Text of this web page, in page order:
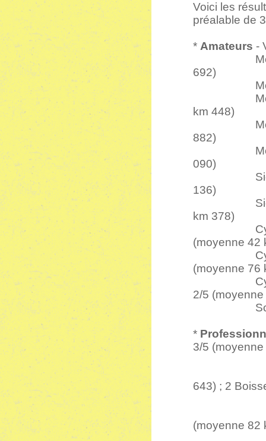
Voici les
préalable de
* Amateurs -
Moto 250
692)
Moto 350
Motos
km 448)
Motos
882)
Motos
090)
Sidecars
136)
Sidecars
km 378)
Cyclecars
(moyenne 42
Cyclecars
(moyenne 76
Cyclecars
2/5
Scooter -
*
3/5
643) ; 2
(moyenne 82